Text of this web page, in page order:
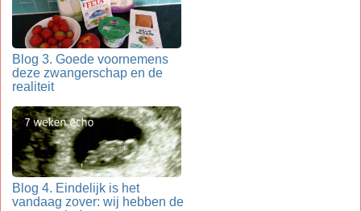
Blog 3. Goede voornemens
deze zwangerschap en de
realiteit
Blog 4. Eindelijk is het
vandaag zover: wij hebben de